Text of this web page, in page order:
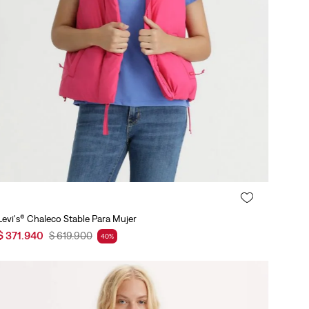
Agregar al carrito
Chaleco Stable Para Mujer
371.940 $619.900 40%